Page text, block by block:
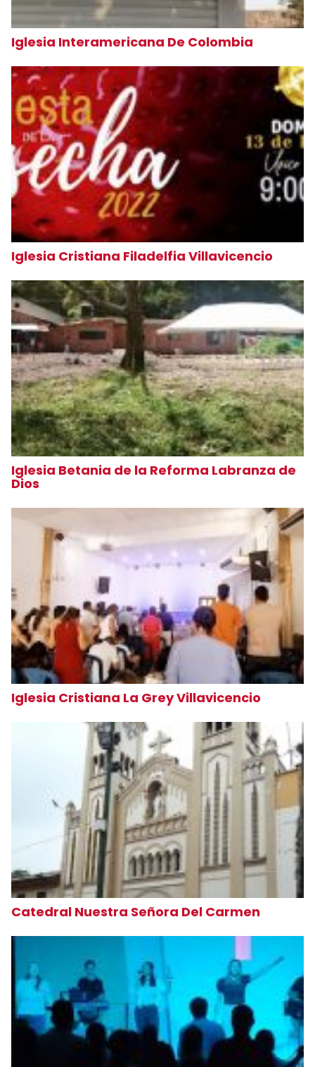
Iglesia Interamericana De Colombia
Iglesia Cristiana Filadelfia Villavicencio
Iglesia Betania de la Reforma Labranza de
Dios
Iglesia Cristiana La Grey Villavicencio
Catedral Nuestra Señora Del Carmen